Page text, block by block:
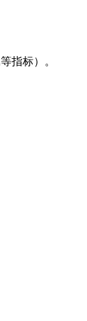
指标）‌。